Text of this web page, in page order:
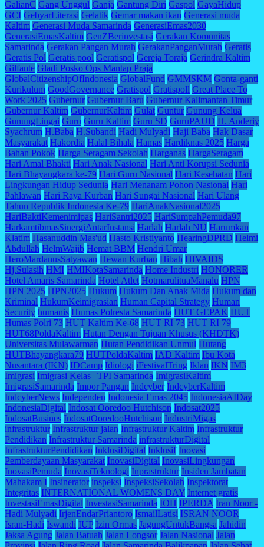
GalianC Gang Unggul Ganja Gantung Diri Gaspol GayaHidup
GCI GebyarLiterasi Gelatik Gemar makan ikan Generasi muda
Kaltim Generasi Muda Samarinda GenerasiEmas2030
GenerasiEmasKaltim GenZBerinvestasi Gerakan Komunitas
Samarinda Gerakan Pangan Murah GerakanPanganMurah Geratis
Geratis Pol Geratis pool Geratispol Gereja Toraja Gerindra Kaltim
Gilfante Gladi Posko Ops Mantap Praja
GlobalCitizenshipOfIndonesia GlobalFund GMMSKM Gonta-ganti
Kurikulum GoodGovernance Gratispol Gratispoll Great Place To
Work 2025 Gubernur Gubernur Baru Gubernur Kalimantan Timur
Gubernur Kaltim GubernurKaltim Gulat Guntur Gunung Kelua
GunungLingai Guru Guru Kaltim Guru SD GuruPAUD H. Anderiy
Syachrum H.Baba H.Subandi Hadi Mulyadi Haji Baba Hak Dasar
Masyarakat Hakordia Halal Bihala Hamas Hardiknas 2025 Harga
Bahan Pokok Harga Seragam Sekolah Harganas HargaSeragam
Hari Amal Bhakti Hari Anak Nasional Hari Anti Korupsi Sedunia
Hari Bhayangkara ke-79 Hari Guru Nasional Hari Kesehatan Hari
Lingkungan Hidup Sedunia Hari Menanam Pohon Nasional Hari
Pahlawan Hari Raya Kurban Hari Sungai Nasional Hari Ulang
Tahun Republik Indonesia Ke-79 HariAnakNasional2025
HariBaktiKemenimipas HariSantri2025 HariSumpahPemuda97
HarkamtibmasSinergiAntarInstansi Harlah Harlah NU Harumkan
Klatim Hasanuddin Mas'ud Hasto Kristiyanto HearingDPRD Helmi
Abdullah HelmWajib Hemat BBM Hendri Umar
HeroMardanusSatyawan Hewan Kurban Hibah HIVAIDS
Hj.Sulasih HMI HMIKotaSamarinda Home Industri HONORER
Hotel Amaris Samarinda Hotel Atlet HotmarulituaManalu HPN
HPN 2025 HPN2025 Hukum Hukum Dan Anak Mida Hukum dan
Kriminal HukumKeimigrasian Human Capital Strategy Human
Security humanis Humas Polresta Samarinda HUT GEPAK HUT
Humas Polri 73 HUT Kaltim Ke-68 HUT RI 73 HUT RI 79
HUT68PoldaKaltim Hutan Dengan Tujuan Khusus (KHDTK)
Universitas Mulawarman Hutan Pendidikan Unmul Hutang
HUTBhayangkara79 HUTPoldaKaltim IAD Kaltim Ibu Kota
Nusantara (IKN) IDCamp Idiologi iFestivalTring Iklan IKN IM3
Imigrasi Imigrasi Kelas | TPI Samarinda ImigrasiKaltim
ImigrasiSamarinda Impor Pangan Indcyber IndcyberKaltim
IndcyberNews Independen Indonesia Emas 2045 IndonesiaAIDay
IndonesiaDigital Indosat Ooredoo Hutchison Indosat2025
IndosatBusines IndosatOoredooHutchison IndustriMigas
infrastruktur Infrastruktur jalan Infrastruktur Kaltim Infrastruktur
Pendidikan Infrastruktur Samarinda infrastrukturDigital
InfrastrukturPendidikan InklusiDigital Inklusif Inovasi
Pemberdayaan Masyarakat InovasiDigital InovasiLingkungan
InovasiPemuda InovasiTeknologi Inprastruktur Insiden Jambatan
Mahakam I Insinerator inspeksi InspeksiSekolah Inspektorat
Integritas INTERNATIONAL WOMENS DAY Internet gratis
InvestasiEmasDigital InvestasiSamarinda IOH IPERDA Iran Noor -
Hadi Mulyadi IrjenEndarPriantoro IsmailLatisi ISRAN NOOR
Isran-Hadi Iswandi IUP Izin Ormas JagungUntukBangsa Jahidin
Jaksa Agung Jalan Batuah Jalan Longsor Jalan Nasional Jalan